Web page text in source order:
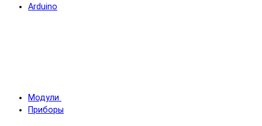
Arduino
Модули
Приборы